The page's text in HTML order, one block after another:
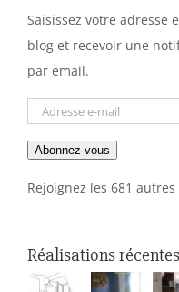
Saisissez votre adresse
blog et recevoir une
par email.
Adresse
mail
Abonnez-vous
Rejoignez les 681
Réalisations récentes